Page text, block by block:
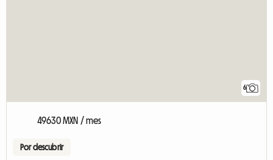
6
49630 MXN / mes
Por descubrir